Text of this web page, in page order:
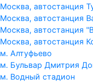
Москва, автостанция
Москва, автостанция
Москва, автостанция
Москва, автостанция
м. Алтуфьево
м. Бульвар Дмитрия
м. Водный стадион